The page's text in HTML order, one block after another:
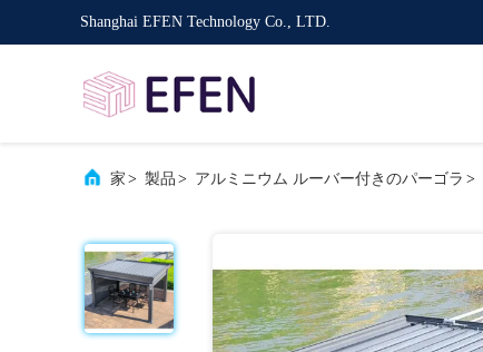
Shanghai EFEN Technology Co., LTD.
家 > 製品 > アルミニウム ルーバー付きのパーゴラ >